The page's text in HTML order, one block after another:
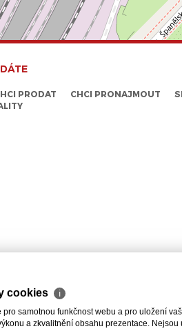
PRODAT CHCI PRONAJMOUT
cookies ℹ
pro samotnou funkčnost webu a pro uložení
a zkvalitnění obsahu prezentace.